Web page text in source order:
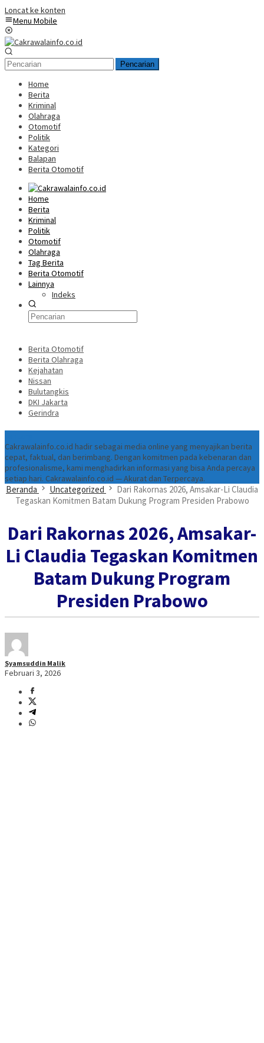
Loncat ke konten
Menu Mobile
Pencarian
Home
Berita
Kriminal
Olahraga
Otomotif
Politik
Kategori
Balapan
Berita Otomotif
Home
Berita
Kriminal
Politik
Otomotif
Olahraga
Tag Berita
Berita Otomotif
Lainnya
Indeks
Berita Otomotif
Berita Olahraga
Kejahatan
Nissan
Bulutangkis
DKI Jakarta
Gerindra
Cakrawalainfo.co.id hadir sebagai media online yang menyajikan berita
cepat, faktual, dan berimbang. Dengan komitmen pada kebenaran dan
profesionalisme, kami menghadirkan informasi yang bisa Anda percaya
setiap hari. Cakrawalainfo.co.id — Akurat dan Terpercaya.
Beranda Uncategorized
Dari Rakornas 2026, Amsakar-Li Claudia
Tegaskan Komitmen Batam Dukung Program Presiden Prabowo
Dari Rakornas 2026, Amsakar-
Li Claudia Tegaskan Komitmen
Batam Dukung Program
Presiden Prabowo
Syamsuddin Malik
Februari 3, 2026